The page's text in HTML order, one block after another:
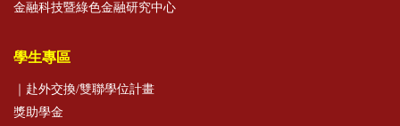
金融科技暨綠色金融研究中心
學生專區
｜赴外交換/雙聯學位計畫
獎助學金